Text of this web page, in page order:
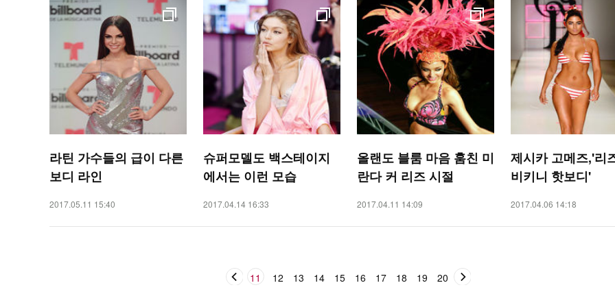
라틴 가수들의 급이 다른
보디 라인
2017.05.11 15:40
슈퍼모델도 백스테이지
에서는 이런 모습
2017.04.14 16:33
올랜도 블룸 마음 훔친 미
란다 커 리즈 시절
2017.04.11 14:09
제시카 고메즈,'리
비키니 핫보디'
2017.04.06 14:18
11 12 13 14 15 16 17 18 19 20